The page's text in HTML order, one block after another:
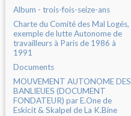
Album - trois-fois-seize-ans
Charte du Comité des Mal Logés,
exemple de lutte Autonome de
travailleurs à Paris de 1986 à
1991
Documents
MOUVEMENT AUTONOME DES
BANLIEUES (DOCUMENT
FONDATEUR) par E.One de
Eskicit & Skalpel de La K.Bine